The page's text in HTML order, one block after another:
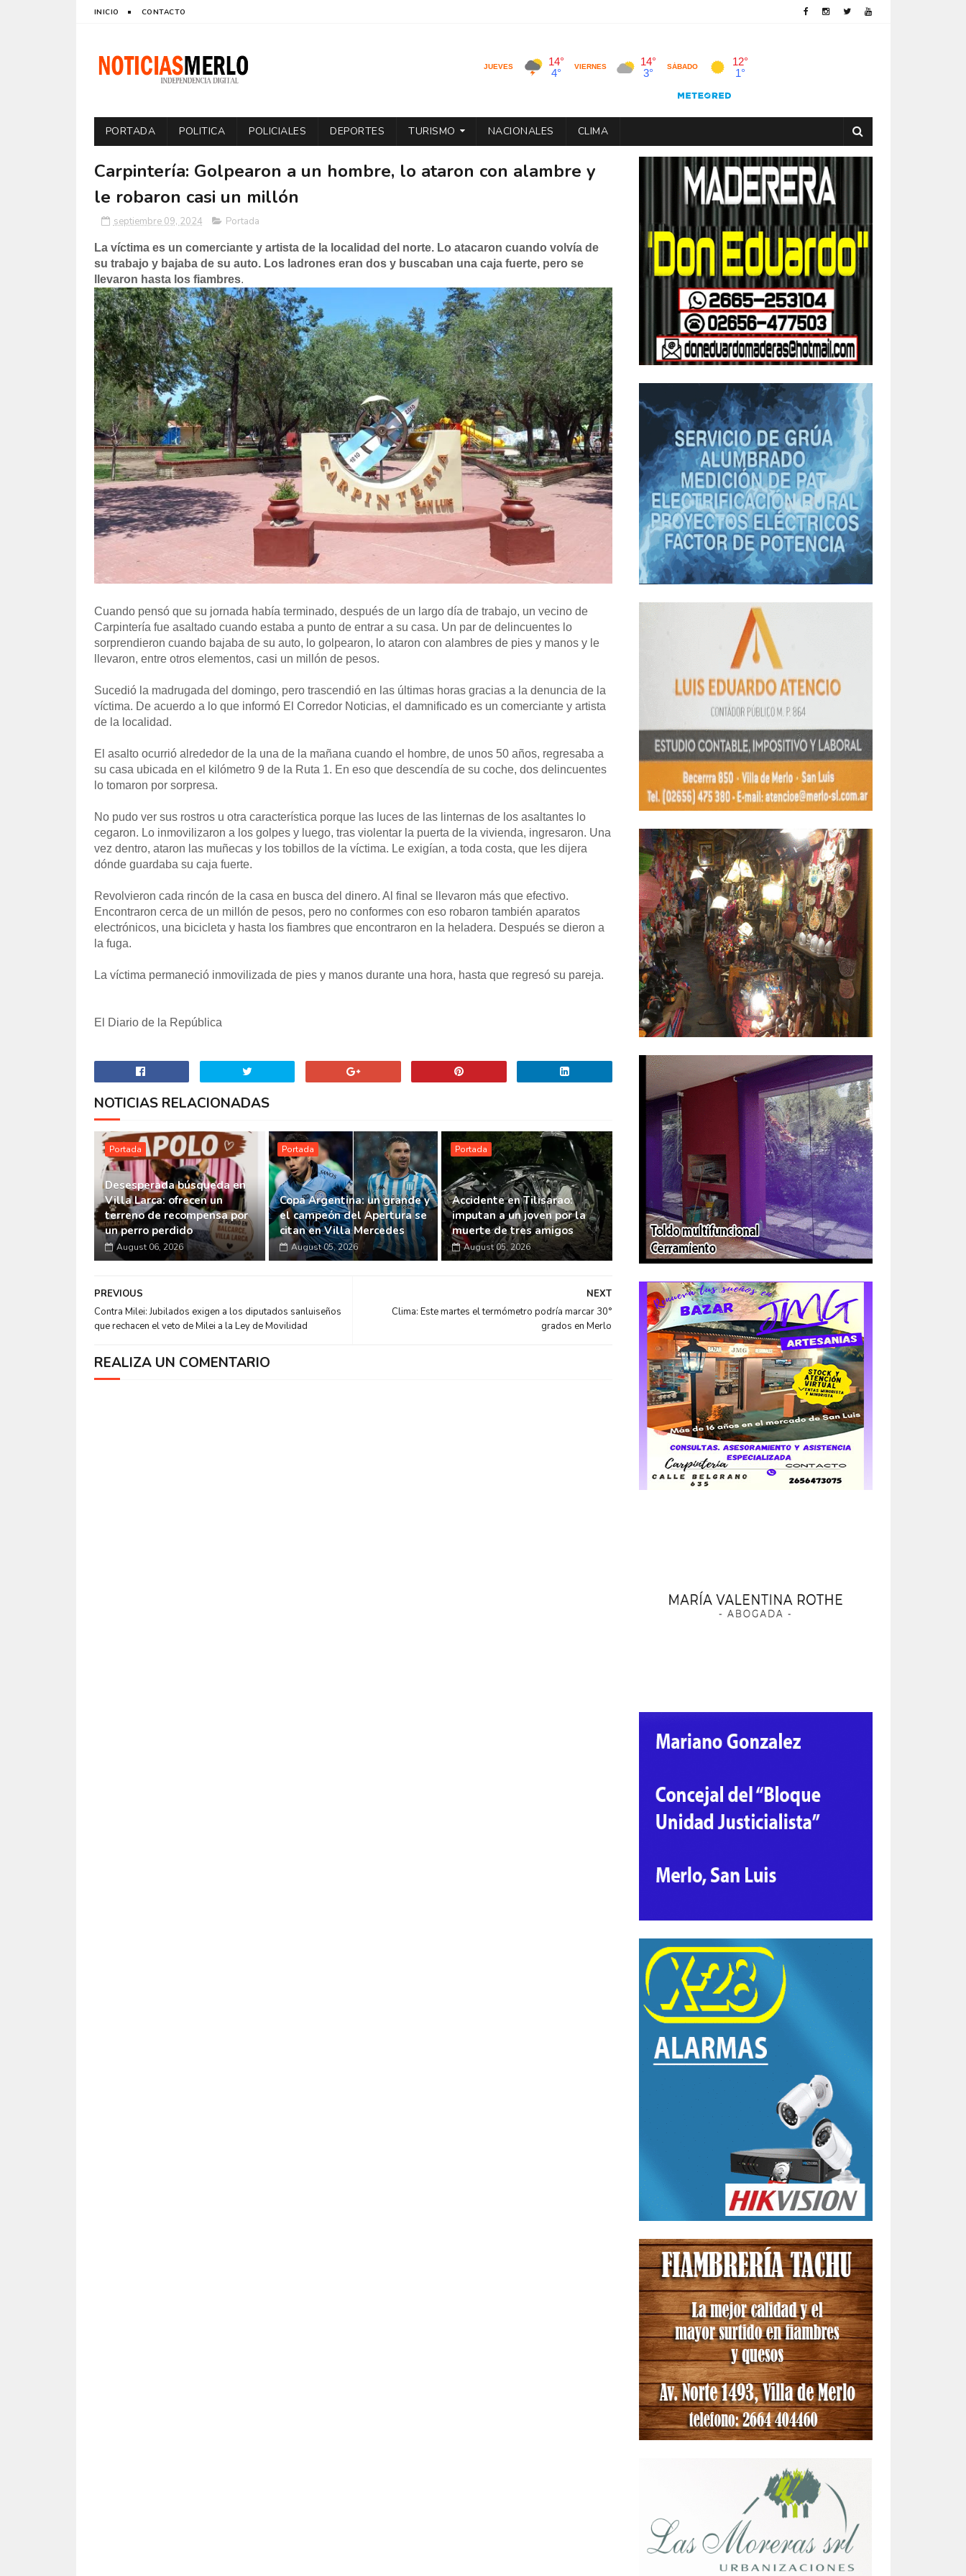
INICIO CONTACTO
PORTADA POLITICA POLICIALES DEPORTES TURISMO NACIONALES CLIMA
Carpintería: Golpearon a un hombre, lo ataron con alambre y
le robaron casi un millón
septiembre 09, 2024 Portada
La víctima es un comerciante y artista de la localidad del norte. Lo atacaron cuando volvía de
su trabajo y bajaba de su auto. Los ladrones eran dos y buscaban una caja fuerte, pero se
llevaron hasta los fiambres.
Cuando pensó que su jornada había terminado, después de un largo día de trabajo, un vecino de
Carpintería fue asaltado cuando estaba a punto de entrar a su casa. Un par de delincuentes lo
sorprendieron cuando bajaba de su auto, lo golpearon, lo ataron con alambres de pies y manos y le
llevaron, entre otros elementos, casi un millón de pesos.
Sucedió la madrugada del domingo, pero trascendió en las últimas horas gracias a la denuncia de la
víctima. De acuerdo a lo que informó El Corredor Noticias, el damnificado es un comerciante y artista
de la localidad.
El asalto ocurrió alrededor de la una de la mañana cuando el hombre, de unos 50 años, regresaba a
su casa ubicada en el kilómetro 9 de la Ruta 1. En eso que descendía de su coche, dos delincuentes
lo tomaron por sorpresa.
No pudo ver sus rostros u otra característica porque las luces de las linternas de los asaltantes lo
cegaron. Lo inmovilizaron a los golpes y luego, tras violentar la puerta de la vivienda, ingresaron. Una
vez dentro, ataron las muñecas y los tobillos de la víctima. Le exigían, a toda costa, que les dijera
dónde guardaba su caja fuerte.
Revolvieron cada rincón de la casa en busca del dinero. Al final se llevaron más que efectivo.
Encontraron cerca de un millón de pesos, pero no conformes con eso robaron también aparatos
electrónicos, una bicicleta y hasta los fiambres que encontraron en la heladera. Después se dieron a
la fuga.
La víctima permaneció inmovilizada de pies y manos durante una hora, hasta que regresó su pareja.
El Diario de la República
NOTICIAS RELACIONADAS
Portada
Desesperada búsqueda en
Villa Larca: ofrecen un
terreno de recompensa por
un perro perdido
August 06, 2026
Portada
Copa Argentina: un grande y
el campeón del Apertura se
citan en Villa Mercedes
August 05, 2026
Portada
Accidente en Tilisarao:
imputan a un joven por la
muerte de tres amigos
August 05, 2026
NEXT
Clima: Este martes el termómetro podría marcar 30°
grados en Merlo
PREVIOUS
Contra Milei: Jubilados exigen a los diputados sanluiseños
que rechacen el veto de Milei a la Ley de Movilidad
REALIZA UN COMENTARIO